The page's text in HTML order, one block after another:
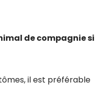
de compagnie si
il est préférable